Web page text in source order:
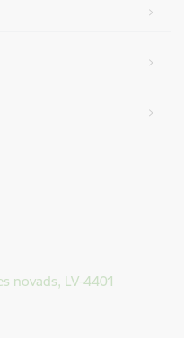
novads, LV-4401